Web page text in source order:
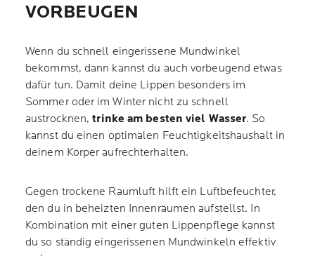
VORBEUGEN
Wenn du schnell eingerissene Mundwinkel
bekommst, dann kannst du auch vorbeugend etwas
dafür tun. Damit deine Lippen besonders im
Sommer oder im Winter nicht zu schnell
austrocknen,trinke am besten viel Wasser. So
kannst du einen optimalen Feuchtigkeitshaushalt in
deinem Körper aufrechterhalten.
Gegen trockene Raumluft hilft ein Luftbefeuchter,
den du in beheizten Innenräumen aufstellst. In
Kombination mit einer guten Lippenpflege kannst
du so ständig eingerissenen Mundwinkeln effektiv